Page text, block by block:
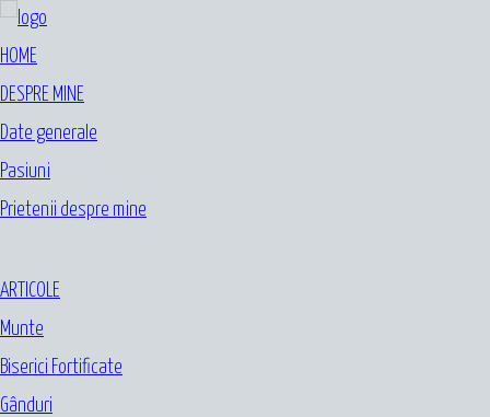
HOME
DESPRE MINE
Date generale
Pasiuni
Prietenii despre mine
ARTICOLE
Munte
Biserici Fortificate
Gânduri